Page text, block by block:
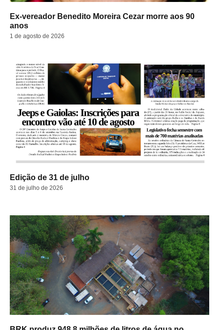
Ex-vereador Benedito Moreira Cezar morre aos 90
anos
1 de agosto de 2026
Edição de 31 de julho
31 de julho de 2026